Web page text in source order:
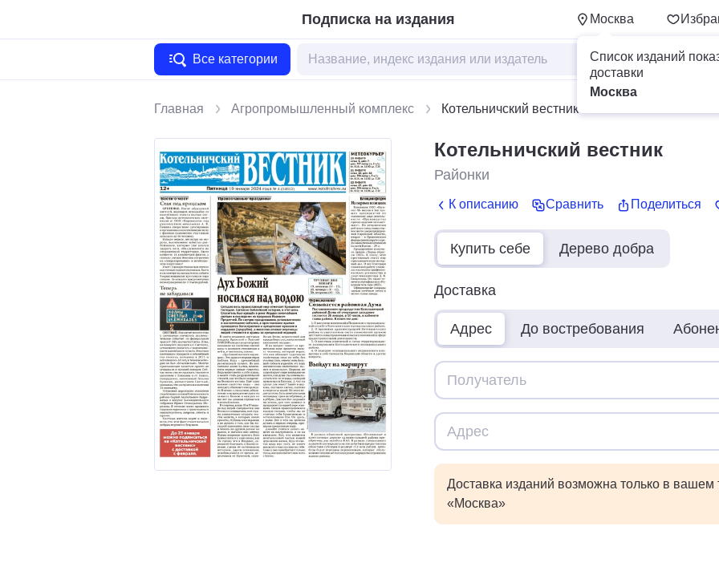
Подписка на издания Москва
Список изданий
доставки
Москва
Все категории
Главная Агропромышленный комплекс Котельничский вестник
Котельничский вестник
Районки
К описанию Сравнить Поделиться
Купить себе Дерево добра
Доставка
Адрес До востребования
Доставка изданий возможна только в вашем
«Москва»